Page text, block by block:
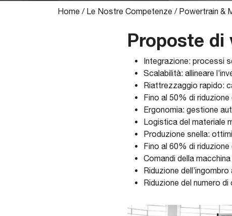
Home / Le Nostre Competenze / Powertrain &
Proposte di
Integrazione: processi
Scalabilità: allineare
Riattrezzaggio rapido:
Fino al 50% di
Ergonomia: gestione
Logistica del materiale
Produzione snella:
Fino al 60% di
Comandi della
Riduzione
Riduzione del numero